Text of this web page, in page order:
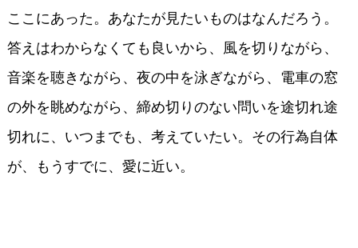
ここにあった。あなたが見たいものはなんだろう。
答えはわからなくても良いから、風を切りながら、
音楽を聴きながら、夜の中を泳ぎながら、電車の窓
の外を眺めながら、締め切りのない問いを途切れ途
切れに、いつまでも、考えていたい。その行為自体
が、もうすでに、愛に近い。